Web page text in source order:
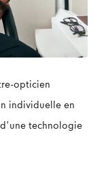
opticien
individuelle en
technologie